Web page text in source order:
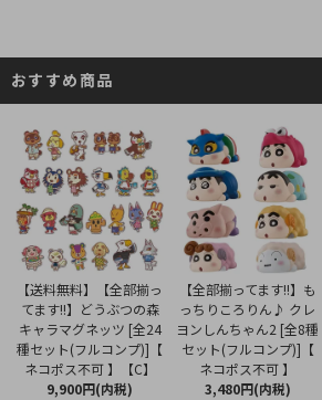
おすすめ商品
【送料無料】【全部揃っ
てます!!】どうぶつの森
キャラマグネッツ [全24
種セット(フルコンプ)]【
ネコポス不可 】【C】
9,900円(内税)
【全部揃ってます!!】も
っちりころりん♪ クレ
ヨンしんちゃん2 [全8種
セット(フルコンプ)]【
ネコポス不可 】
3,480円(内税)